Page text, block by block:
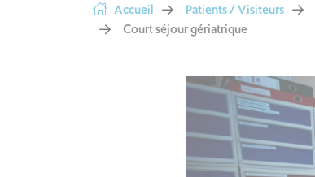
Accueil Patients / Visiteurs
Court séjour gériatrique